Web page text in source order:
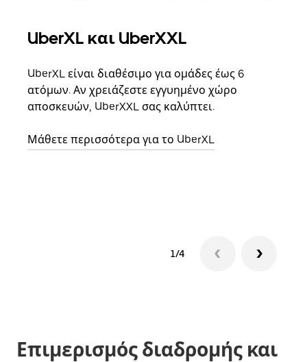
UberXL και UberXXL
UberXL είναι διαθέσιμο για ομάδες έως 6
ατόμων. Αν χρειάζεστε εγγυημένο χώρο
αποσκευών, UberXXL σας καλύπτει.
Μάθετε περισσότερα για το UberXL
1/4
Επιμερισμός διαδρομής και